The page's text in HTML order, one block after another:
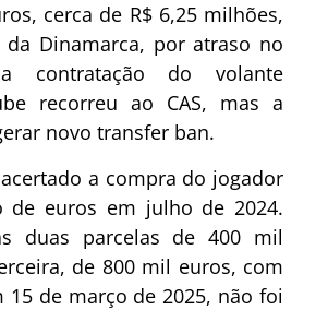
cerca de R$ 6,25 milhões,
Dinamarca, por atraso no
contratação do volante
recorreu ao CAS, mas a
novo transfer ban.
a compra do jogador
de euros em julho de 2024.
duas parcelas de 400 mil
de 800 mil euros, com
15 de março de 2025, não foi